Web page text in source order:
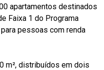
apartamentos destinados
Faixa 1 do Programa
pessoas com renda
m², distribuídos em dois